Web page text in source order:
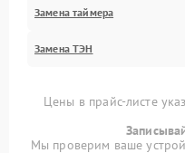
Замена таймера
Замена ТЭН
Цены в прайс-листе
Мы проверим ваше